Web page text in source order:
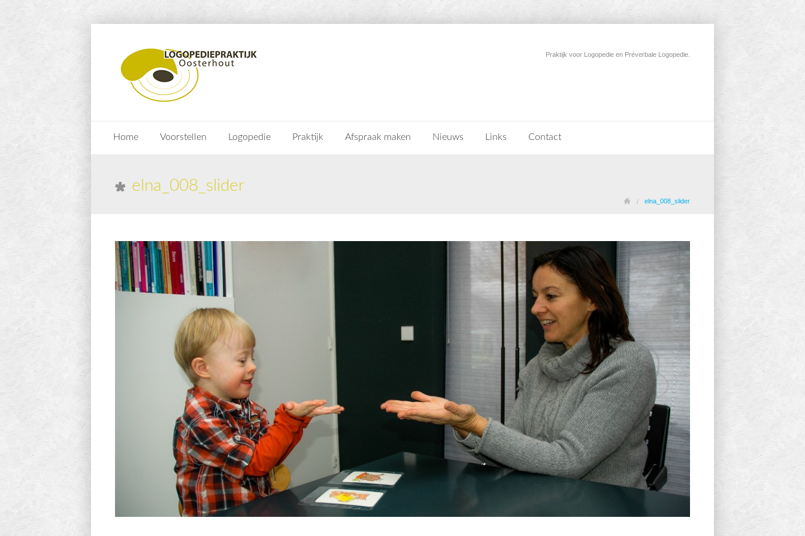
Praktijk voor Logopedie en Préverbale Logopedie.
Home Voorstellen Logopedie Praktijk Afspraak maken Nieuws Links Contact
elna_008_slider
elna_008_slider